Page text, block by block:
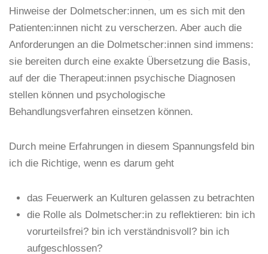
Hinweise der Dolmetscher:innen, um es sich mit den
Patienten:innen nicht zu verscherzen. Aber auch die
Anforderungen an die Dolmetscher:innen sind immens:
sie bereiten durch eine exakte Übersetzung die Basis,
auf der die Therapeut:innen psychische Diagnosen
stellen können und psychologische
Behandlungsverfahren einsetzen können.
Durch meine Erfahrungen in diesem Spannungsfeld bin
ich die Richtige, wenn es darum geht
das Feuerwerk an Kulturen gelassen zu betrachten
die Rolle als Dolmetscher:in zu reflektieren: bin ich
vorurteilsfrei? bin ich verständnisvoll? bin ich
aufgeschlossen?